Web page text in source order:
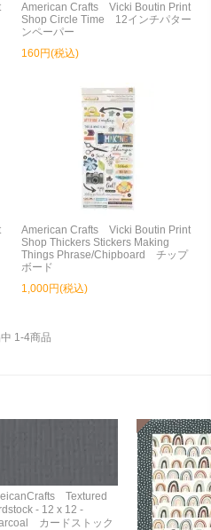
American Crafts Vicki Boutin Print
Shop Circle Time 12インチパター
ンペーパー
160円(税込)
American Crafts Vicki Boutin Print
Shop Thickers Stickers Making
Things Phrase/Chipboard チップ
ボード
1,000円(税込)
1-4商品
Textured
- 12 x 12 -
カードストック